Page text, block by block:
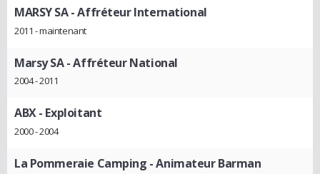
MARSY SA- Affréteur International
2011 - maintenant
Marsy SA- Affréteur National
2004 - 2011
ABX- Exploitant
2000 - 2004
La Pommeraie Camping - Animateur Barman